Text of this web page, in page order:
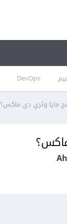
DevOps
مايا وثري دي ماكس؟